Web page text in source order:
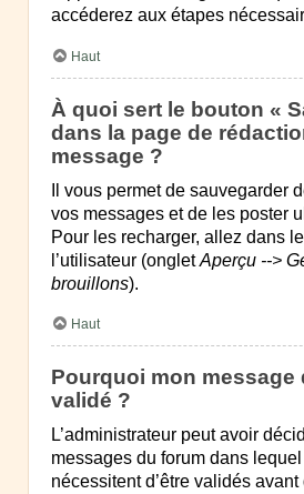
accéderez aux étapes
Haut
À quoi sert le bouton «
dans la page de
message ?
Il vous permet de sauvegarder
vos messages et de les poster
Pour les recharger, allez dans
l’utilisateur (ongletAperçu -->
brouillons).
Haut
Pourquoi mon message
validé ?
L’administrateur peut avoir
messages du forum dans
nécessitent d’être validés avant